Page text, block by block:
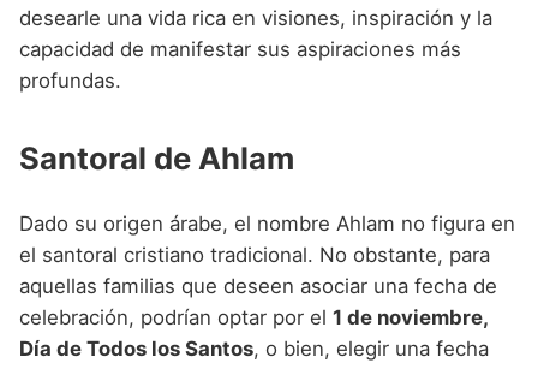
desearle una vida rica en visiones, inspiración y la
capacidad de manifestar sus aspiraciones más
profundas.
Santoral de Ahlam
Dado su origen árabe, el nombre Ahlam no figura en
el santoral cristiano tradicional. No obstante, para
aquellas familias que deseen asociar una fecha de
celebración, podrían optar por el 1 de noviembre,
Día de Todos los Santos, o bien, elegir una fecha